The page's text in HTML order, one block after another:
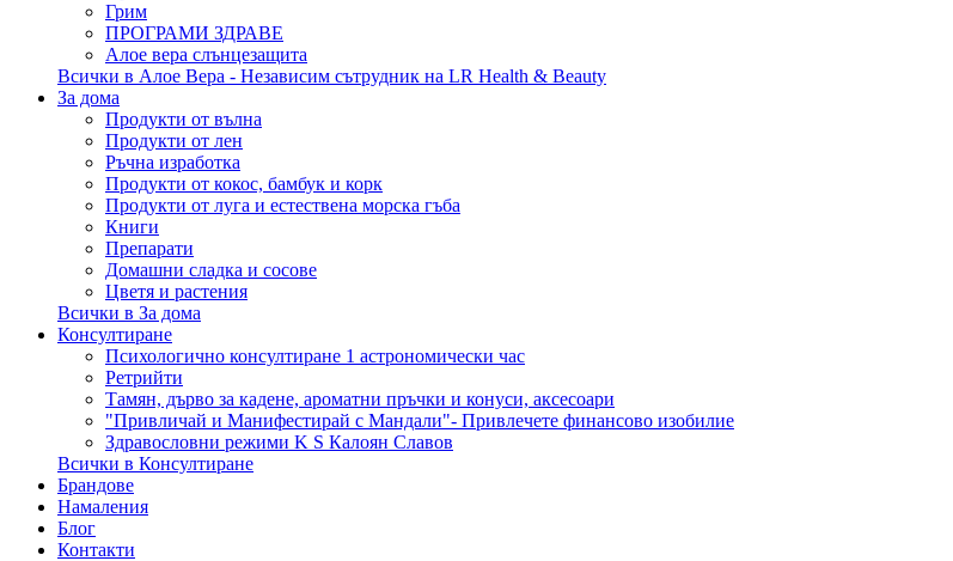
Грим
ПРОГРАМИ ЗДРАВЕ
Алое вера слънцезащита
Всички в Алое Вера - Независим сътрудник на LR Health & Beauty
За дома
Продукти от вълна
Продукти от лен
Ръчна изработка
Продукти от кокос, бамбук и корк
Продукти от луга и естествена морска гъба
Книги
Препарати
Домашни сладка и сосове
Цветя и растения
Всички в За дома
Консултиране
Психологично консултиране 1 астрономически час
Ретрийти
Тамян, дърво за кадене, ароматни пръчки и конуси, аксесоари
"Привличай и Манифестирай с Мандали"- Привлечете финансово изобилие
Здравословни режими K S Калоян Славов
Всички в Консултиране
Брандове
Намаления
Блог
Контакти